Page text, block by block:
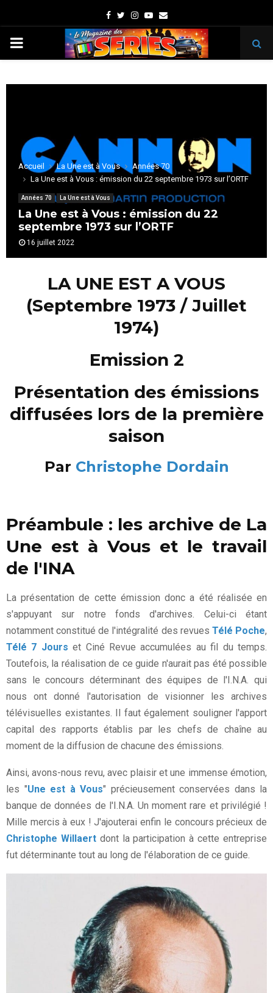
Facebook
TwitterInstagram
Youtube
Email
PRIMARY
Accueil La Une est à Vous
Années 70
La Une est à Vous : émission du 22 septembre 1973 sur l’ORTF
Années 70 La Une est à Vous
La Une est à Vous : émission du 22
septembre 1973 sur l’ORTF
16 juillet 2022
LA UNE EST A VOUS
(Septembre 1973 / Juillet
1974)
Emission 2
Présentation des émissions
diffusées lors de la première
saison
Par Christophe Dordain
Préambule : les archive de La
Une est à Vous et le travail
de l'INA
La présentation de cette émission donc a été réalisée en
s'appuyant sur notre fonds d'archives. Celui-ci étant
notamment constitué de l'intégralité des revues Télé Poche,
Télé 7 Jours et Ciné Revue accumulées au fil du temps.
Toutefois, la réalisation de ce guide n'aurait pas été possible
sans le concours déterminant des équipes de l'I.N.A. qui
nous ont donné l'autorisation de visionner les archives
télévisuelles existantes. Il faut également souligner l'apport
capital des rapports établis par les chefs de chaîne au
moment de la diffusion de chacune des émissions.
Ainsi, avons-nous revu, avec plaisir et une immense émotion,
les "Une est à Vous" précieusement conservées dans la
banque de données de l'I.N.A. Un moment rare et privilégié !
Mille mercis à eux ! J'ajouterai enfin le concours précieux de
Christophe Willaertdont la participation à cette entreprise
fut déterminante tout au long de l'élaboration de ce guide.